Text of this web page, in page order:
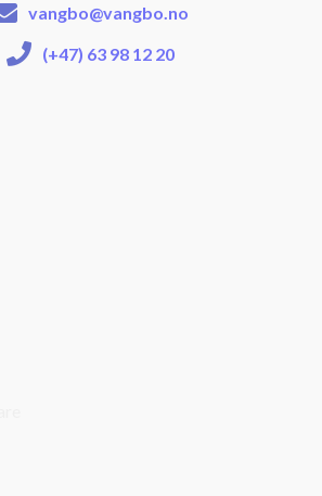
vangbo@vangbo.no
(+47) 63 98 12 20